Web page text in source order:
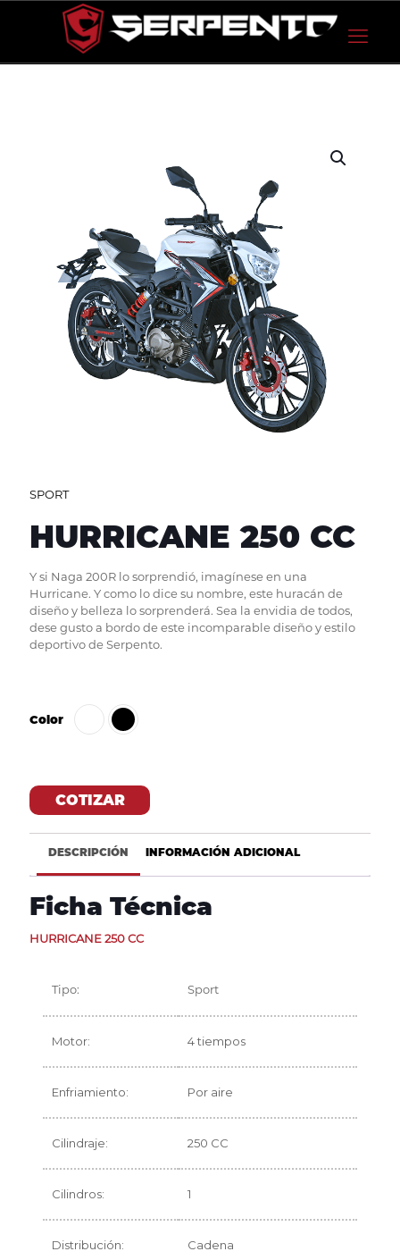
SPORT
HURRICANE 250 CC
Y si Naga 200R lo sorprendió, imagínese en una
Hurricane. Y como lo dice su nombre, este huracán de
diseño y belleza lo sorprenderá. Sea la envidia de todos,
dese gusto a bordo de este incomparable diseño y estilo
deportivo de Serpento.
Color
COTIZAR
DESCRIPCIÓN INFORMACIÓN ADICIONAL
Ficha Técnica
HURRICANE 250 CC
Tipo: Sport
Motor: 4 tiempos
Enfriamiento: Por aire
Cilindraje: 250 CC
Cilindros: 1
Distribución: Cadena